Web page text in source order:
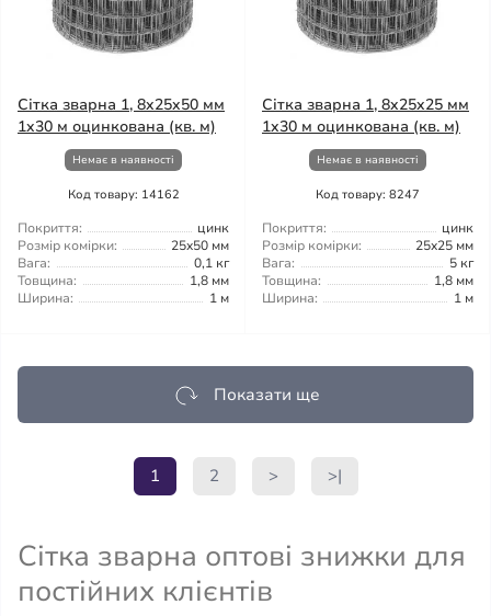
Сітка зварна 1, 8x25x50 мм
1x30 м оцинкована (кв. м)
Немає в наявності
Код товару: 14162
Покриття:
цинк
Розмір комірки:
25x50 мм
Вага:
0,1 кг
Товщина:
1,8 мм
Ширина:
1 м
Сітка зварна 1, 8x25x25 мм
1x30 м оцинкована (кв. м)
Немає в наявності
Код товару: 8247
Покриття:
цинк
Розмір комірки:
25x25 мм
Вага:
5 кг
Товщина:
1,8 мм
Ширина:
1 м
Показати ще
1 2 > >|
Сітка зварна оптові знижки для
постійних клієнтів